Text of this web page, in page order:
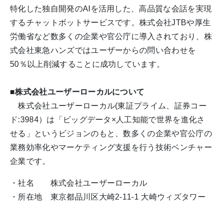
特化した独自開発のAIを活用した、高品質な会話を実現
するチャットボットサービスです。株式会社JTBや厚生
労働省など数多くの企業や官公庁に導入されており、株
式会社東急ハンズではユーザーからの問い合わせを
50％以上削減することに成功しています。
■株式会社ユーザーローカルについて
株式会社ユーザーローカル(東証プライム、証券コー
ド:3984）は「ビッグデータ×人工知能で世界を進化さ
せる」というビジョンのもと、数多くの企業や官公庁の
業務効率化やマーケティング支援を行う技術ベンチャー
企業です。
・社名 株式会社ユーザーローカル
・所在地 東京都品川区大崎2-11-1 大崎ウィズタワー